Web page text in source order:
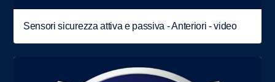
Sensori sicurezza attiva e passiva - Anteriori - video